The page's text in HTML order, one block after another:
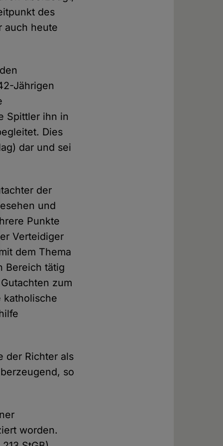
des
auch heute
Jährigen
Spittler ihn in
Dies
dar und sei
der
und
Punkte
Verteidiger
dem Thema
Bereich tätig
zum
katholische
der Richter als
so
worden.